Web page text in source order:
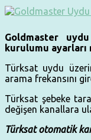
Goldmaster
kurulumu ayarları
Türksat uydu
arama frekansını
Türksat şebeke
değişen kanallara
Türksat otomatik